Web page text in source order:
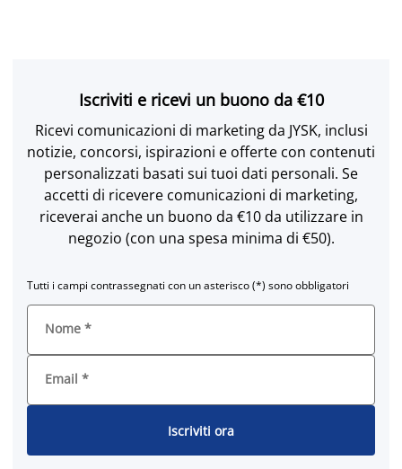
Iscriviti e ricevi un buono da €10
Ricevi comunicazioni di marketing da JYSK, inclusi
notizie, concorsi, ispirazioni e offerte con contenuti
personalizzati basati sui tuoi dati personali. Se
accetti di ricevere comunicazioni di marketing,
riceverai anche un buono da €10 da utilizzare in
negozio (con una spesa minima di €50).
Tutti i campi contrassegnati con un asterisco (*) sono obbligatori
Nome *
Email *
Iscriviti ora